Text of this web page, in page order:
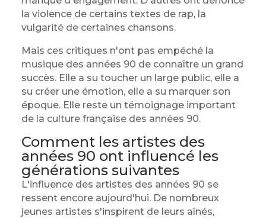
la violence de certains textes de rap, la
vulgarité de certaines chansons.
Mais ces critiques n'ont pas empêché la
musique des années 90 de connaître un grand
succès. Elle a su toucher un large public, elle a
su créer une émotion, elle a su marquer son
époque. Elle reste un témoignage important
de la culture française des années 90.
Comment les artistes des
années 90 ont influencé les
générations suivantes
L'influence des artistes des années 90 se
ressent encore aujourd'hui. De nombreux
jeunes artistes s'inspirent de leurs aînés,